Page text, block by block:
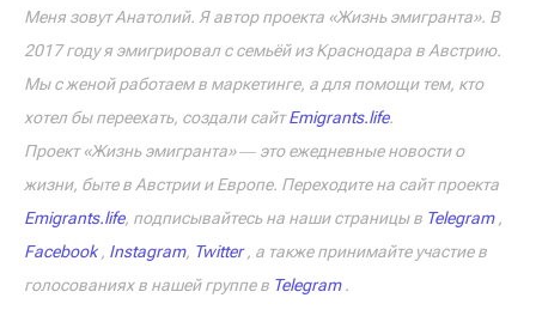
Меня зовут Анатолий. Я автор проекта «Жизнь эмигранта». В
2017 году я эмигрировал с семьёй из Краснодара в Австрию.
Мы с женой работаем в маркетинге, а для помощи тем, кто
хотел бы переехать, создали сайтEmigrants.life.
Проект «Жизнь эмигранта» ― это ежедневные новости о
жизни, быте в Австрии и Европе. Переходите на сайт проекта
Emigrants.life, подписывайтесь на наши страницы в Telegram,
Facebook, Instagram, Twitter, а также принимайте участие в
голосованиях в нашей группе в Telegram.